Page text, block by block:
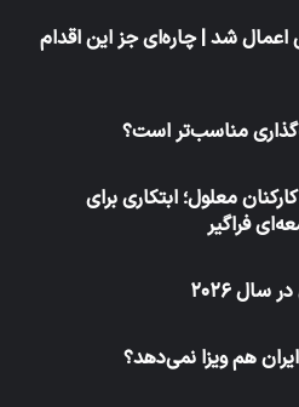
شد | چاره‌ای جز این اقدام
مناسب‌تر است؟
معلول؛ ابتکاری برای
فراگیر
هم ویزا نمی‌دهد؟